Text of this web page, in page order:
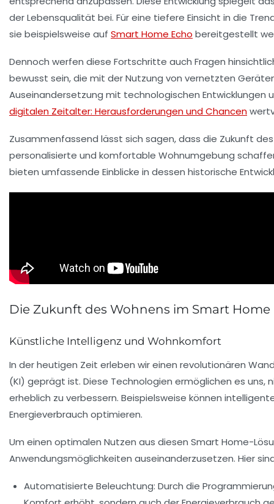
der Lebensqualität bei. Für eine tiefere Einsicht in die
sie beispielsweise auf Smart Home Echo bereitgestellt
Dennoch werfen diese Fortschritte auch Fragen
bewusst sein, die mit der Nutzung von vernetzten
Auseinandersetzung mit technologischen Entwicklungen
digitalen Zeitalter: Herausforderungen und Chancen
Zusammenfassend lässt sich sagen, dass die Zukunft
personalisierte und komfortable Wohnumgebung
bieten umfassende Einblicke in dessen historische
Die Zukunft des Wohnens im Smart Home
Künstliche Intelligenz und Wohnkomfort
In der heutigen Zeit erleben wir einen revolutionären
(KI) geprägt ist. Diese Technologien ermöglichen es uns,
erheblich zu verbessern. Beispielsweise können
Energieverbrauch optimieren.
Um einen optimalen Nutzen aus diesen Smart Home-
Anwendungsmöglichkeiten auseinanderzusetzen. Hier
Automatisierte Beleuchtung: Durch die